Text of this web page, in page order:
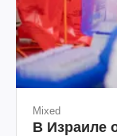
Mixed
В Израиле